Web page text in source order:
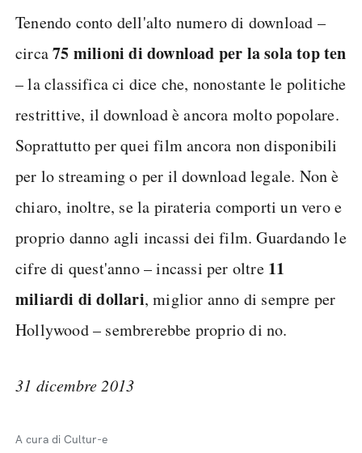
Tenendo conto dell'alto numero di download –
circa75 milioni di download per la sola top ten
– la classifica ci dice che, nonostante le politiche
restrittive, il download è ancora molto popolare.
Soprattutto per quei film ancora non disponibili
per lo streaming o per il download legale. Non è
chiaro, inoltre, se la pirateria comporti un vero e
proprio danno agli incassi dei film. Guardando le
cifre di quest'anno – incassi per oltre 11
miliardi di dollari, miglior anno di sempre per
Hollywood – sembrerebbe proprio di no.
31 dicembre 2013
A cura di Cultur-e